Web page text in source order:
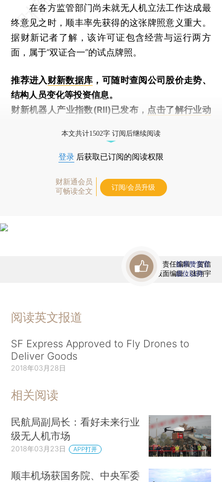
在各方监管部门尚未就无人机立法工作达成最
终意见之时，顺丰率先获得的这张牌照意义重大。
据财新记者了解，该许可证包含经营与运行两方
面，属于“双证合一”的试点牌照。
推荐进入财新数据库 ，可随时查阅公司股价走势、
结构人员变化等投资信息。
财新机器人产业指数(RII)已发布， 点击了解行业动
本文共计1502字 订阅后继续阅读
登录 后获取已订阅的阅读权限
财新通会员
可畅读全文
订阅/会员升级
责任编辑：贺信
版面编辑：张翔宇
首席赞赏官
虚位以待
阅读英文报道
SF Express Approved to Fly Drones to
Deliver Goods
2018年03月28日
相关阅读
民航局副局长：看好未来行业
级无人机市场
2018年03月23日 APP打开
顺丰机场获国务院、中央军委